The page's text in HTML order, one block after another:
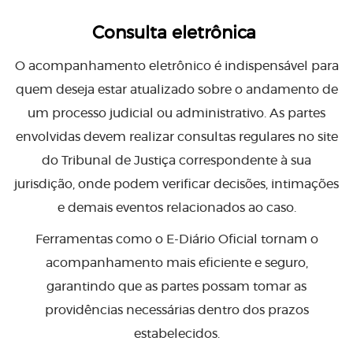
Consulta eletrônica
O acompanhamento eletrônico é indispensável para
quem deseja estar atualizado sobre o andamento de
um processo judicial ou administrativo. As partes
envolvidas devem realizar consultas regulares no site
do Tribunal de Justiça correspondente à sua
jurisdição, onde podem verificar decisões, intimações
e demais eventos relacionados ao caso.
Ferramentas como o E-Diário Oficial tornam o
acompanhamento mais eficiente e seguro,
garantindo que as partes possam tomar as
providências necessárias dentro dos prazos
estabelecidos.